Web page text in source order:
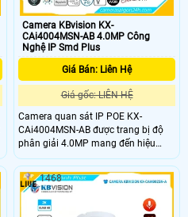
Camera KBvision KX-
CAi4004MSN-AB 4.0MP Công
Nghệ IP Smd Plus
Giá Bán: Liên Hệ
Giá gốc: LIÊN HỆ
Camera quan sát IP POE KX-
CAi4004MSN-AB được trang bị độ
phân giải 4.0MP mang đến hiệu
suất giám sát tối ưu. Với công nghệ
Sony STARVIS CMOS cho hình ảnh
sáng đẹp, rõ nét ngay cả vào ban
đêm kết hợp giao thức ONVIF giúp
camera thích hợp cho các công
1468